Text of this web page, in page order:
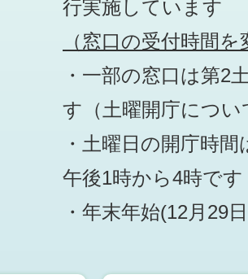
行実施しています
（窓口の受付時間
・一部の窓口は第2
す （土曜開庁につ
・土曜日の開庁時
午後1時から4時です
・年末年始(12月29